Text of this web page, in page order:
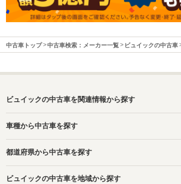
中古車トップ 中古車検索：メーカー一覧 ビュイックの中古車
ビュイックの中古車を関連情報から探す
車種から中古車を探す
都道府県から中古車を探す
ビュイックの中古車を地域から探す